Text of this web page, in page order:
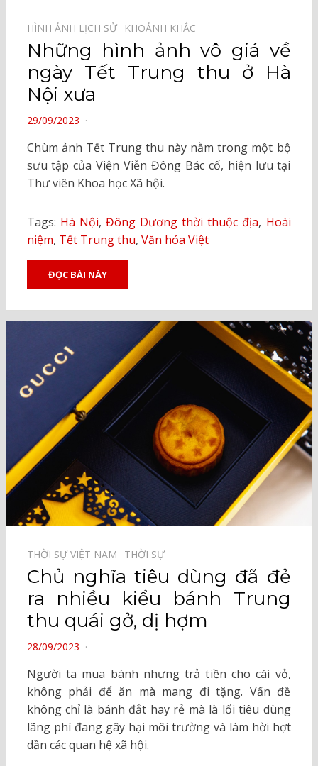
HÌNH ẢNH LỊCH SỬ⠀ KHOẢNH KHẮC⠀
Những hình ảnh vô giá về
ngày Tết Trung thu ở Hà
Nội xưa
POSTED
29/09/2023
Chùm ảnh Tết Trung thu này nằm trong một bộ
sưu tập của Viện Viễn Đông Bác cổ, hiện lưu tại
Thư viên Khoa học Xã hội.
Tags: Hà Nội, Đông Dương thời thuộc địa, Hoài
niệm, Tết Trung thu, Văn hóa Việt
ĐỌC BÀI NÀY
THỜI SỰ VIỆT NAM⠀ THỜI SỰ⠀
Chủ nghĩa tiêu dùng đã đẻ
ra nhiều kiểu bánh Trung
thu quái gở, dị hợm
POSTED
28/09/2023
Người ta mua bánh nhưng trả tiền cho cái vỏ,
không phải để ăn mà mang đi tặng. Vấn đề
không chỉ là bánh đắt hay rẻ mà là lối tiêu dùng
lãng phí đang gây hại môi trường và làm hời hợt
dần các quan hệ xã hội.